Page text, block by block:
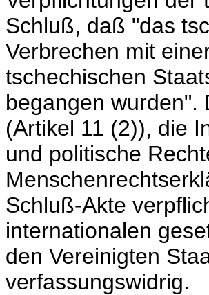
Schluß, daß "das
Verbrechen mit
tschechischen
begangen wurden".
(Artikel 11 (2)), die
und politische
Schluß-Akte
internationalen
den Vereinigten
verfassungswidrig.